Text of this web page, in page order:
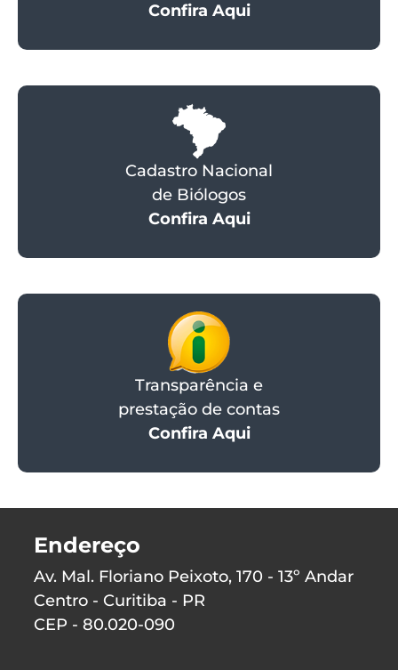
Confira Aqui
Cadastro Nacional
de Biólogos
Confira Aqui
Transparência e
prestação de contas
Confira Aqui
Endereço
Av. Mal. Floriano Peixoto, 170 - 13º Andar
Centro - Curitiba - PR
CEP - 80.020-090